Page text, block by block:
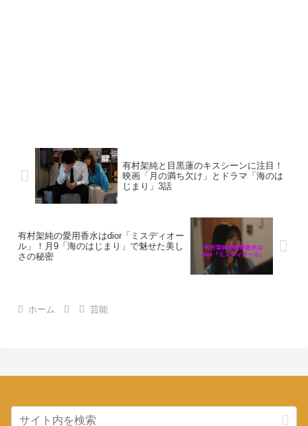
有村架純と目黒蓮のキスシーンに注目！
映画「月の満ち欠け」とドラマ「海のは
じまり」3話
有村架純の愛用香水はdior「ミスディオー
ル」！月9「海のはじまり」で魅せた美し
さの秘密
ホーム 芸能